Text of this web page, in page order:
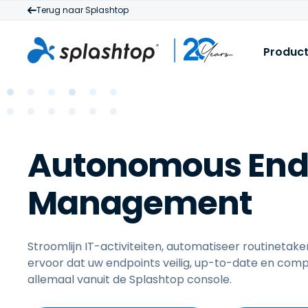
Terug naar Splashtop
Autonomous
Management
Stroomlijn IT-activiteiten, automatiseer
ervoor dat uw endpoints veilig, up-to-date en
allemaal vanuit de Splashtop console.